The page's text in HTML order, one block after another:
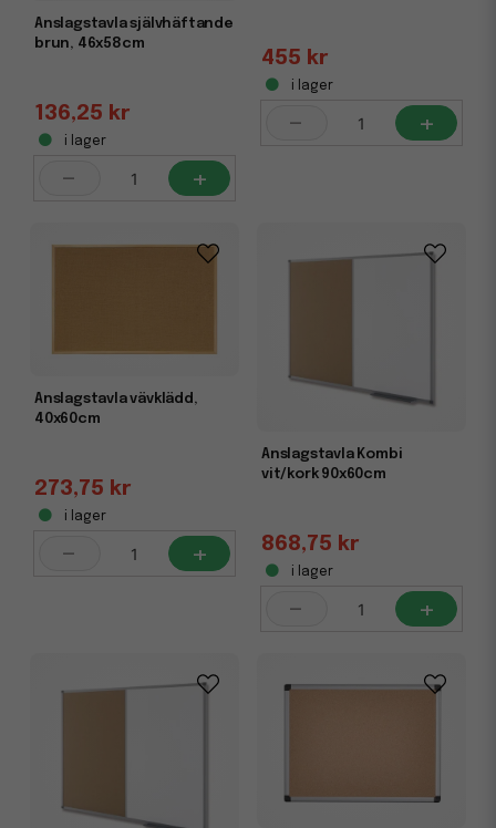
Anslagstavla självhäftande
brun, 46x58cm
136,25 kr
i lager
- +
455 kr
i lager
- +
Anslagstavla vävklädd,
40x60cm
273,75 kr
i lager
- +
Anslagstavla Kombi
vit/kork 90x60cm
868,75 kr
i lager
- +